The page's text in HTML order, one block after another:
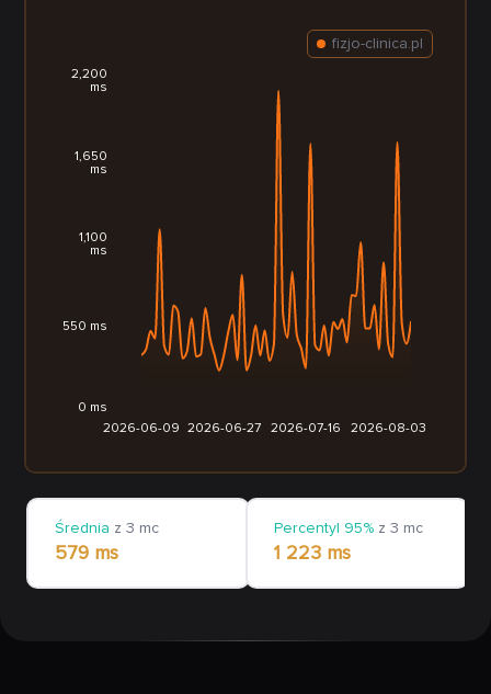
2026-06-09 2026-06-27 2026-07-16 2026-08-03
0 ms
550 ms
1,100
ms
1,650
ms
2,200
ms
fizjo-clinica.pl
Średnia z 3 mc
579 ms
Percentyl 95% z 3 mc
1 223 ms